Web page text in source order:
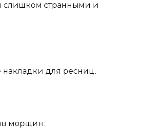
слишком странными и
накладки для ресниц.
морщин.